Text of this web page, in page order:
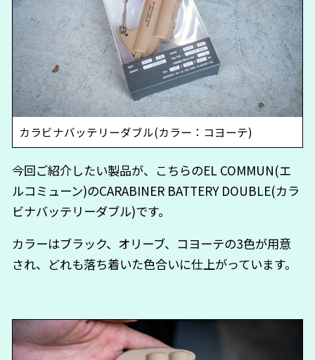
カラビナバッテリーダブル(カラー：コヨーテ)
今回ご紹介したい製品が、こちらのEL COMMUN(エ
ルコミューン)のCARABINER BATTERY DOUBLE(カラ
ビナバッテリーダブル)です。
カラーはブラック、オリーブ、コヨーテの3色が用意
され、どれも落ち着いた色合いに仕上がっています。